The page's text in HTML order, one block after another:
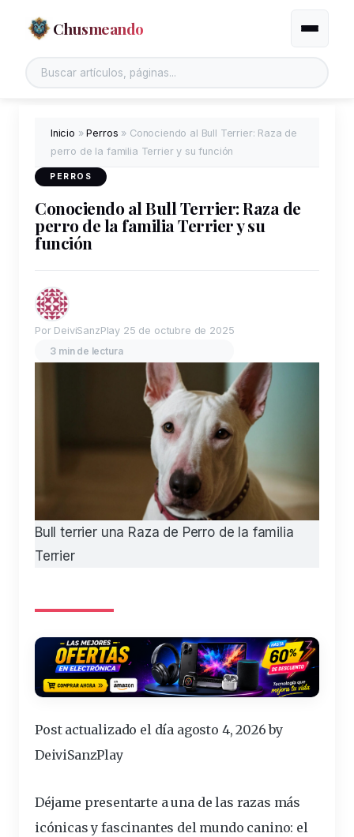
Chusmeando Alternar
Inicio »Perros » Conociendo al Bull Terrier: Raza de
perro de la familia Terrier y su función
PERROS
Conociendo al Bull Terrier: Raza de
perro de la familia Terrier y su
función
Por DeiviSanzPlay 25 de octubre de 2025
3 min de lectura
Bull terrier una Raza de Perro de la familia
Terrier
Post actualizado el día agosto 4, 2026 by
DeiviSanzPlay
Déjame presentarte a una de las razas más
icónicas yfascinantes del mundo canino: el